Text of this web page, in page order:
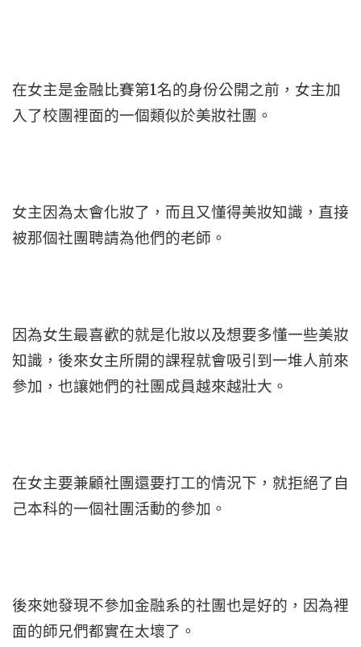
在女主是金融比賽第1名的身份公開之前，女主加
入了校團裡面的一個類似於美妝社團。
女主因為太會化妝了，而且又懂得美妝知識，直接
被那個社團聘請為他們的老師。
因為女生最喜歡的就是化妝以及想要多懂一些美妝
知識，後來女主所開的課程就會吸引到一堆人前來
參加，也讓她們的社團成員越來越壯大。
在女主要兼顧社團還要打工的情況下，就拒絕了自
己本科的一個社團活動的參加。
後來她發現不參加金融系的社團也是好的，因為裡
面的師兄們都實在太壞了。